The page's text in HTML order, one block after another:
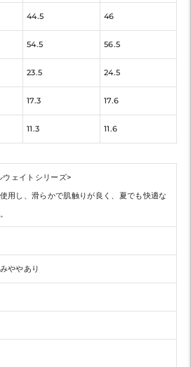
44.5 46
54.5 56.5
23.5 24.5
17.3 17.6
11.3 11.6
ェイトシリーズ>
用し、滑らかで肌触りが良く、夏でも快適な
ややあり